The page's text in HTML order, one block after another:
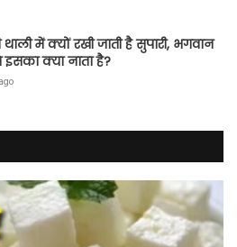
में क्यों रखी जाती है सुपारी, भगवान
क्या नाता है?